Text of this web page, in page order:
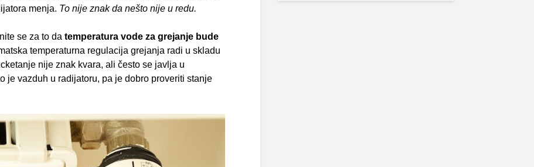
menja. To nije znak da nešto nije u redu.
se za to da temperatura vode za grejanje bude
temperaturna regulacija grejanja radi u skladu
nije znak kvara, ali često se javlja u
je vazduh u radijatoru, pa je dobro proveriti stanje